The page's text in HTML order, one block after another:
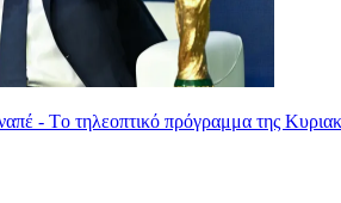
- Tο τηλεοπτικό πρόγραμμα της